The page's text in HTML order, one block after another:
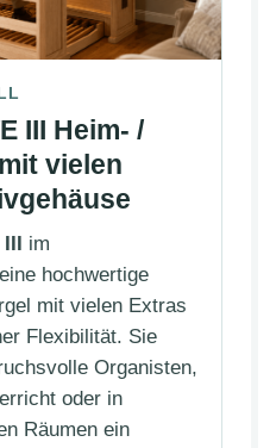
III Heim- /
vielen
im
hochwertige
mit vielen Extras
Flexibilität. Sie
Organisten,
oder in
Räumen ein